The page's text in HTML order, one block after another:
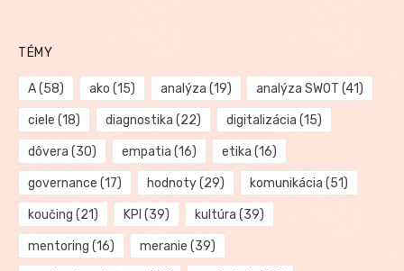
TÉMY
A(58) ako (15) analýza (19) analýza SWOT (41)
ciele (18) diagnostika (22) digitalizácia (15)
dôvera (30) empatia (16) etika (16)
governance (17) hodnoty(29) komunikácia (51)
koučing (21) KPI (39) kultúra (39)
mentoring (16) meranie (39)